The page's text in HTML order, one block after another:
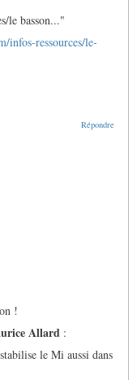
le basson..."
infos-ressources/le-
Répondre
!
Allard :
stabilise le Mi aussi dans